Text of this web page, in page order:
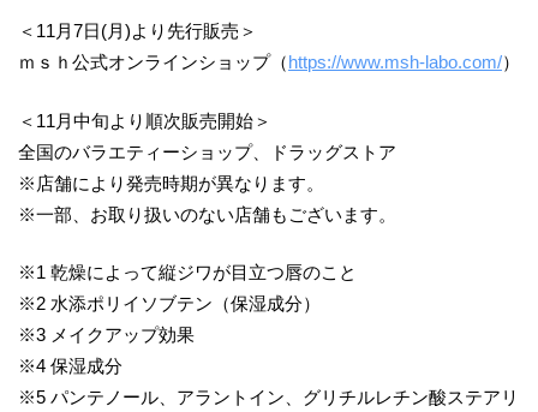
＜11月7日(月)より先行販売＞
ｍｓｈ公式オンラインショップ（https://www.msh-labo.com/）
＜11月中旬より順次販売開始＞
全国のバラエティーショップ、ドラッグストア
※店舗により発売時期が異なります。
※一部、お取り扱いのない店舗もございます。
※1 乾燥によって縦ジワが目立つ唇のこと
※2 水添ポリイソブテン（保湿成分）
※3 メイクアップ効果
※4 保湿成分
※5 パンテノール、アラントイン、グリチルレチン酸ステアリ